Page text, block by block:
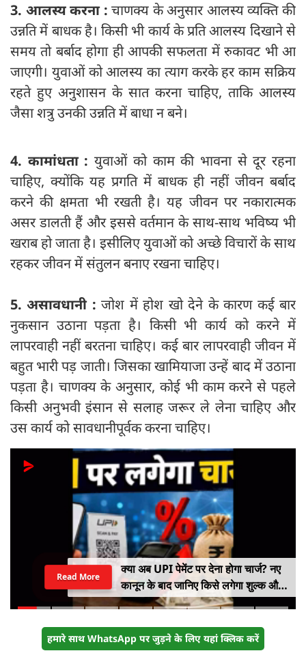
3. आलस्य करना : चाणक्य के अनुसार आलस्य व्यक्ति की
उन्नति में बाधक है। किसी भी कार्य के प्रति आलस्य दिखाने से
समय तो बर्बाद होगा ही आपकी सफलता में रुकावट भी आ
जाएगी। युवाओं को आलस्य का त्याग करके हर काम सक्रिय
रहते हुए अनुशासन के सात करना चाहिए, ताकि आलस्य
जैसा शत्रु उनकी उन्नति में बाधा न बने।
4. कामांधता :युवाओं को काम की भावना से दूर रहना
चाहिए, क्योंकि यह प्रगति में बाधक ही नहीं जीवन बर्बाद
करने की क्षमता भी रखती है। यह जीवन पर नकारात्मक
असर डालती हैं और इससे वर्तमान के साथ-साथ भविष्य भी
खराब हो जाता है। इसी‍लिए युवाओं को अच्छे विचारों के साथ
रहकर जीवन में संतुलन बनाए रखना चाहिए।
5. असावधानी :जोश में होश खो देने के कारण कई बार
नुकसान उठाना पड़ता है। किसी भी कार्य को करने में
लापरवाही नहीं बरतना चाहिए। कई बार लापरवाही जीवन में
बहुत भारी पड़ जाती। जिसका खामियाजा उन्हें बाद में उठाना
पड़ता है। चाणक्य के अनुसार, कोई भी काम करने से पहले
किसी अनुभवी इंसान से सलाह जरूर ले लेना चाहिए और
उस कार्य को सावधानीपूर्वक करना चाहिए।
क्या अब UPI पेमेंट पर देना होगा चार्ज? नए
कानून के बाद जानिए किसे लगेगा शुल्क और
किसे नहीं
Read More
हमारे साथ WhatsApp पर जुड़ने के लिए यहां क्लिक करें